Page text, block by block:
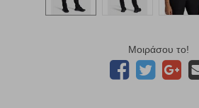
Μοιράσου το!